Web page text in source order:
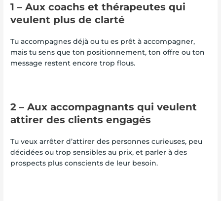
1 – Aux coachs et thérapeutes qui
veulent plus de clarté
Tu accompagnes déjà ou tu es prêt à accompagner,
mais tu sens que ton positionnement, ton offre ou ton
message restent encore trop flous.
2 – Aux accompagnants qui veulent
attirer des clients engagés
Tu veux arrêter d’attirer des personnes curieuses, peu
décidées ou trop sensibles au prix, et parler à des
prospects plus conscients de leur besoin.